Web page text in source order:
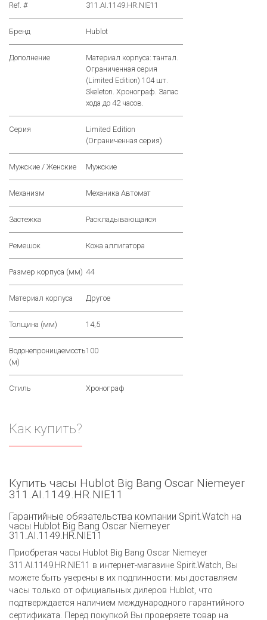
Ref. # 311.AI.1149.HR.NIE11
Бренд Hublot
Дополнение
Материал корпуса: тантал.
Ограниченная серия
(Limited Edition) 104 шт.
Skeleton. Хронограф. Запас
хода до 42 часов.
Серия
Limited Edition
(Ограниченная серия)
Мужские / Женские Мужские
Механизм Механика Автомат
Застежка Раскладывающаяся
Ремешок Кожа аллигатора
Размер корпуса (мм) 44
Материал корпуса Другое
Толщина (мм) 14,5
Водонепроницаемость
(м)
100
Стиль Хронограф
Как купить?
Купить часы Hublot Big Bang Oscar Niemeyer
311.AI.1149.HR.NIE11
Гарантийные обязательства компании Spirit.Watch на
часы Hublot Big Bang Oscar Niemeyer
311.AI.1149.HR.NIE11
Приобретая часы Hublot Big Bang Oscar Niemeyer
311.AI.1149.HR.NIE11 в интернет-магазине Spirit.Watch, Вы
можете быть уверены в их подлинности: мы доставляем
часы только от официальных дилеров Hublot, что
подтверждается наличием международного гарантийного
сертификата. Перед покупкой Вы проверяете товар на